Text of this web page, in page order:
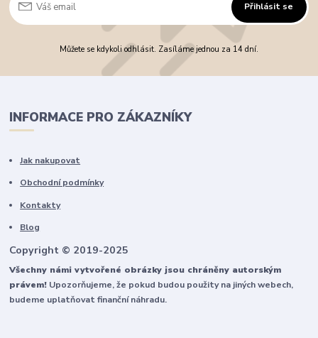
Přihlásit se
Můžete se kdykoli odhlásit. Zasíláme jednou za 14 dní.
INFORMACE PRO ZÁKAZNÍKY
Jak nakupovat
Obchodní podmínky
Kontakty
Blog
Copyright © 2019-2025
Všechny námi vytvořené obrázky jsou chráněny autorským
právem! Upozorňujeme, že pokud budou použity na jiných webech,
budeme uplatňovat finanční náhradu.